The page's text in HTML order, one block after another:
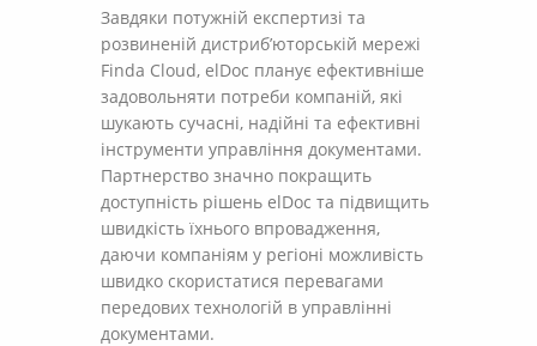
Завдяки потужній експертизі та
розвиненій дистриб’юторській мережі
Finda Cloud, elDoc планує ефективніше
задовольняти потреби компаній, які
шукають сучасні, надійні та ефективні
інструменти управління документами.
Партнерство значно покращить
доступність рішень elDoc та підвищить
швидкість їхнього впровадження,
даючи компаніям у регіоні можливість
швидко скористатися перевагами
передових технологій в управлінні
документами.